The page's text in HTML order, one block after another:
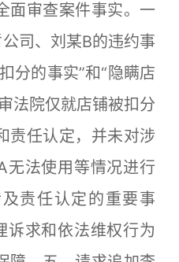
面审查案件事实。一
司、刘某B的违约事
分的事实”和“隐瞒店
法院仅就店铺被扣分
责任认定，并未对涉
无法使用等情况进行
责任认定的重要事
诉求和依法维权行为